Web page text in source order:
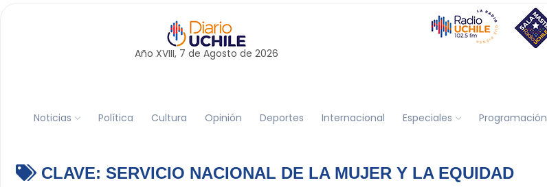
Año XVIII, 7 de Agosto de 2026
Noticias Política Cultura Opinión Deportes Internacional Especiales Programación
CLAVE: SERVICIO NACIONAL DE LA MUJER Y LA EQUIDAD